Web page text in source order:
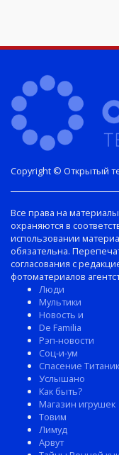
Все права на
охраняются в
использовании
обязательна.
согласования с
фотоматериалов
Люди
Мультики
Новость и
De Familia
Рэп-новости
Соц-и-ум
Спасение
Услышано
Как быть?
Магазин игрушек
Товим
Лимуд
Арвут